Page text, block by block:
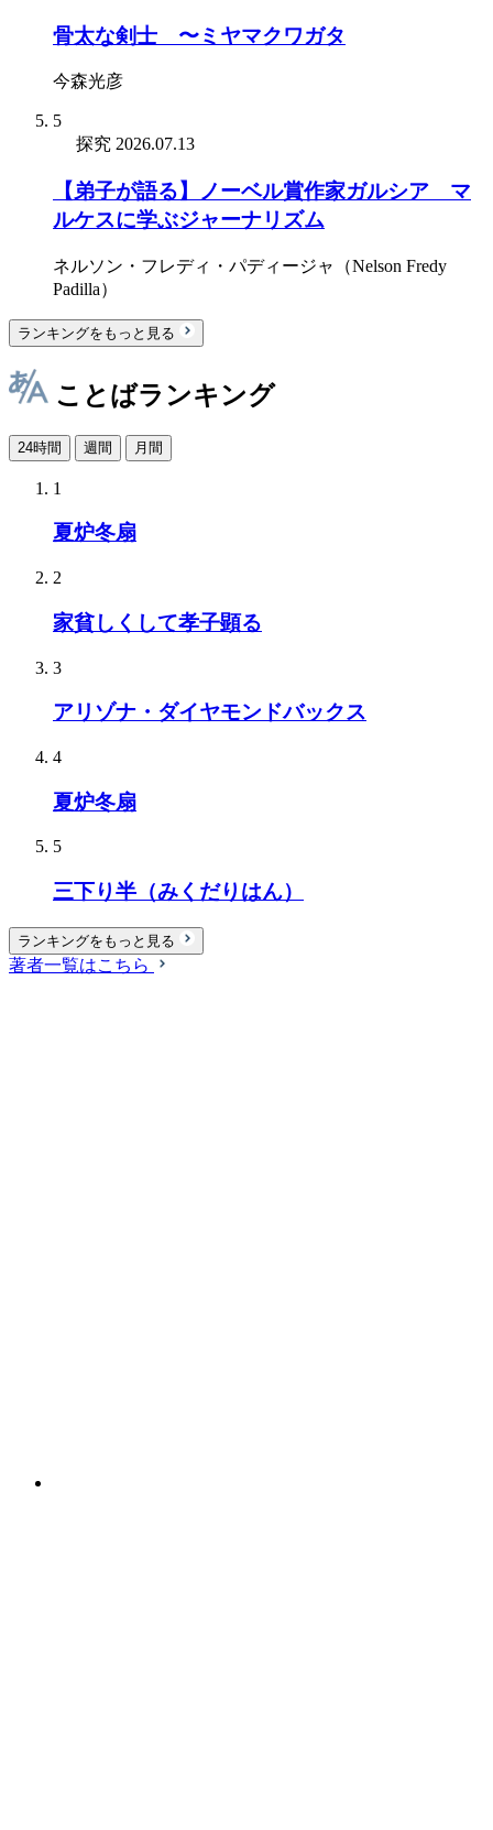
骨太な剣士 〜ミヤマクワガタ
今森光彦
5
探究 2026.07.13
【弟子が語る】ノーベル賞作家ガルシア゠マ
ルケスに学ぶジャーナリズム
ネルソン・フレディ・パディージャ（Nelson Fredy
Padilla）
ランキングをもっと見る
ことばランキング
24時間 週間 月間
1
夏炉冬扇
2
家貧しくして孝子顕る
3
アリゾナ・ダイヤモンドバックス
4
夏炉冬扇
5
三下り半（みくだりはん）
ランキングをもっと見る
著者一覧はこちら